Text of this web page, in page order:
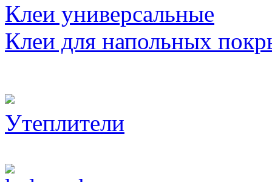
Клеи универсальные
Клеи для напольных
Утеплители